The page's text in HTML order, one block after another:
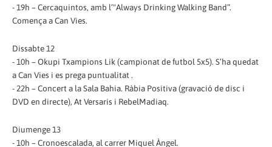
- 19h – Cercaquintos, amb l’"Always Drinking Walking Band”.
Comença a Can Vies.
Dissabte 12
- 10h – Okupi Txampions Lik (campionat de futbol 5x5). S’ha quedat
a Can Vies i es prega puntualitat .
- 22h – Concert a la Sala Bahia. Ràbia Positiva (gravació de disc i
DVD en directe), At Versaris i RebelMadiaq.
Diumenge 13
- 10h – Cronoescalada, al carrer Miquel Àngel.